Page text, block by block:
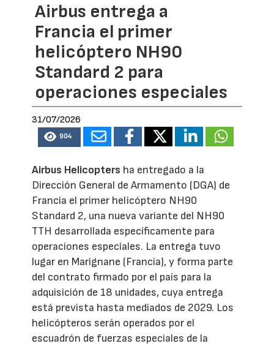
Airbus entrega a
Francia el primer
helicóptero NH90
Standard 2 para
operaciones especiales
31/07/2026
904
Airbus Helicopters ha entregado a la
Dirección General de Armamento (DGA) de
Francia el primer helicóptero NH90
Standard 2, una nueva variante del NH90
TTH desarrollada específicamente para
operaciones especiales. La entrega tuvo
lugar en Marignane (Francia), y forma parte
del contrato firmado por el país para la
adquisición de 18 unidades, cuya entrega
está prevista hasta mediados de 2029. Los
helicópteros serán operados por el
escuadrón de fuerzas especiales de la